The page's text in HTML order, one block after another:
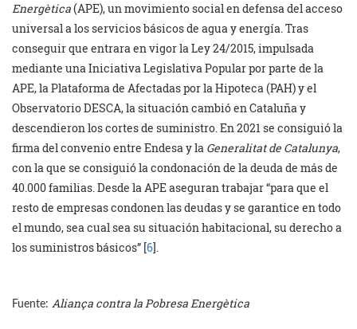
Energètica(APE), un movimiento social en defensa del acceso
universal a los servicios básicos de agua y energía. Tras
conseguir que entrara en vigor la Ley 24/2015, impulsada
mediante una Iniciativa Legislativa Popular por parte de la
APE, la Plataforma de Afectadas por la Hipoteca (PAH) y el
Observatorio DESCA, la situación cambió en Cataluña y
descendieron los cortes de suministro. En 2021 se consiguió la
firma del convenio entre Endesa y la Generalitat de Catalunya,
con la que se consiguió la condonación de la deuda de más de
40.000 familias. Desde la APE aseguran trabajar “para que el
resto de empresas condonen las deudas y se garantice en todo
el mundo, sea cual sea su situación habitacional, su derecho a
los suministros básicos” [6].
Fuente: Aliança contra la Pobresa Energètica